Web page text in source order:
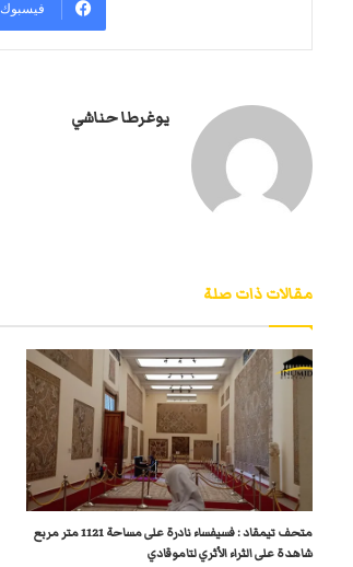
فيسبوك
يوغرطا حناشي
مقالات ذات صلة
متحف تيمقاد : فسيفساء نادرة على مساحة 1121 متر مربع
شاهدة على الثراء الأثري لتاموقادي